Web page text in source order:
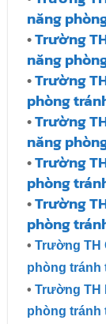
năng
•Trường
năng
•Trường
phòng
•Trường
năng
•Trường
phòng
•Trường
phòng
• Trường TH
phòng
• Trường TH
phòng